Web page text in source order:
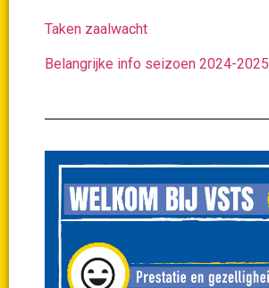
Taken zaalwacht
Belangrijke info seizoen 2024-2025